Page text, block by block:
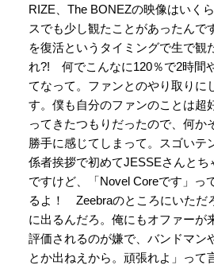
RIZE、The BONEZの映像はいく
スでも少し観たことがあったんで
を復活というタイミングで生で観
れ?! 何でこんなに120％で2時間
てなって。ファンとのやり取りに
す。僕も自分のファンのことは超
ってきたつもりだったので、何か
勝手に感じてしまって。スゴいテ
係者挨拶で初めてJESSEさんとち
ですけど、「Novel Coreです」っ
るよ！ Zeebraのところにいただ
に出るんだろ。俺にもオファーが
評価されるのが嫌で、バンドマン
とか出ねえから。頑張れよ」って